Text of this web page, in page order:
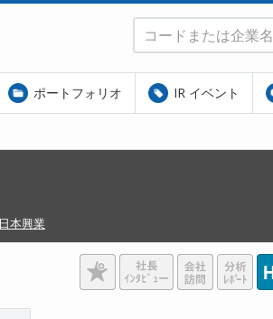
ポートフォリオ IR イベント
本興業